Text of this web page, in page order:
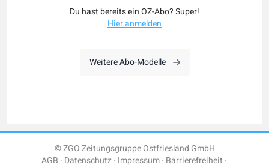
Du hast bereits ein OZ-Abo? Super!
Hier anmelden
Weitere Abo-Modelle
© ZGO Zeitungsgruppe Ostfriesland GmbH
AGB Datenschutz Impressum Barrierefreiheit